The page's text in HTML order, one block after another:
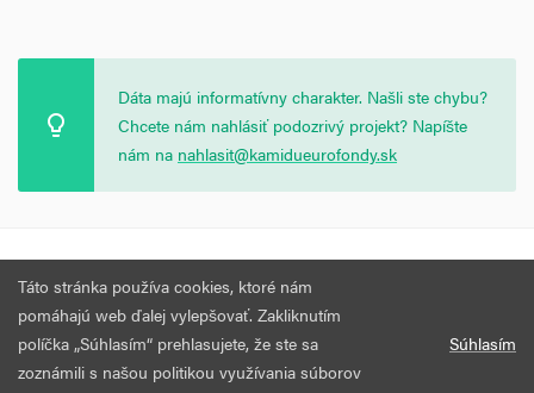
Dáta majú informatívny charakter. Našli ste chybu?
Chcete nám nahlásiť podozrivý projekt? Napíšte
nám na nahlasit@kamidueurofondy.sk
Všetky práva vyhradené.
Táto stránka používa cookies, ktoré nám
pomáhajú web ďalej vylepšovať. Zakliknutím
políčka „Súhlasím“ prehlasujete, že ste sa
zoznámili s našou politikou využívania súborov
Súhlasím